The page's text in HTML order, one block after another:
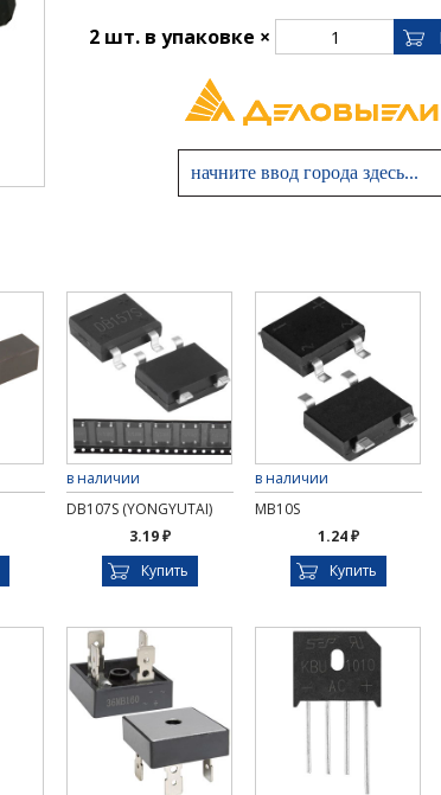
2 шт. в упаковке ×
в наличии
DB107S (YONGYUTAI)
3.19 ₽
Купить
в наличии
MB10S
1.24 ₽
Купить